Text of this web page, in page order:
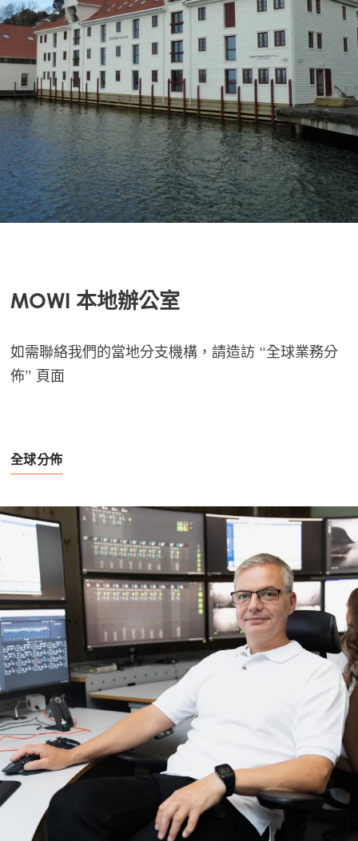
Mowi Global
Mowi China
Mowi Japan
Mowi Korea
Mowi Taiwan ACTIVE
Europe
Mowi Belgium (FR)
Mowi Belgium (NL)
MOWI 本地辦公室
如需聯絡我們的當地分支機構，請造訪 “全球業務分
佈” 頁面
全球分佈